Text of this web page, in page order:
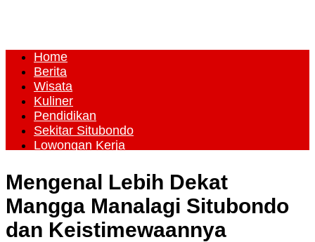
Home
Berita
Wisata
Kuliner
Pendidikan
Sekitar Situbondo
Lowongan Kerja
Mengenal Lebih Dekat
Mangga Manalagi Situbondo
dan Keistimewaannya